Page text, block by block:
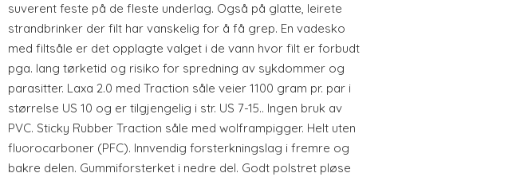
suverent feste på de fleste underlag. Også på glatte, leirete
strandbrinker der filt har vanskelig for å få grep. En vadesko
med filtsåle er det opplagte valget i de vann hvor filt er forbudt
pga. lang tørketid og risiko for spredning av sykdommer og
parasitter. Laxa 2.0 med Traction såle veier 1100 gram pr. par i
størrelse US 10 og er tilgjengelig i str. US 7-15.. Ingen bruk av
PVC. Sticky Rubber Traction såle med wolframpigger. Helt uten
fluorocarboner (PFC). Innvendig forsterkningslag i fremre og
bakre delen. Gummiforsterket i nedre del. Godt polstret pløse